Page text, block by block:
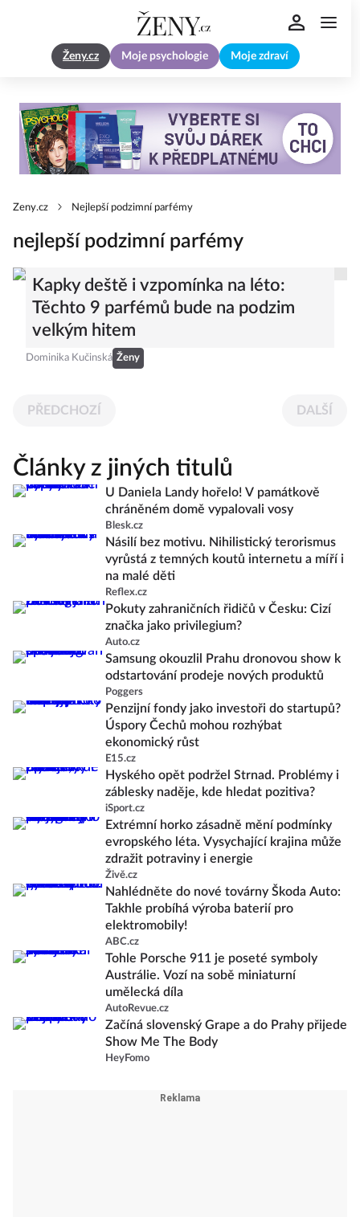
Ženy.cz Moje psychologie Moje zdraví
Zeny.cz Nejlepší podzimní parfémy
nejlepší podzimní parfémy
Kapky deště i vzpomínka na léto:
Těchto 9 parfémů bude na podzim
velkým hitem
Dominika Kučinská Ženy
PŘEDCHOZÍ DALŠÍ
Články z jiných titulů
U Daniela Landy hořelo! V památkově
chráněném domě vypalovali vosy
Blesk.cz
Násilí bez motivu. Nihilistický terorismus
vyrůstá z temných koutů internetu a míří i
na malé děti
Reflex.cz
Pokuty zahraničních řidičů v Česku: Cizí
značka jako privilegium?
Auto.cz
Samsung okouzlil Prahu dronovou show k
odstartování prodeje nových produktů
Poggers
Penzijní fondy jako investoři do startupů?
Úspory Čechů mohou rozhýbat
ekonomický růst
E15.cz
Hyského opět podržel Strnad. Problémy i
záblesky naděje, kde hledat pozitiva?
iSport.cz
Extrémní horko zásadně mění podmínky
evropského léta. Vysychající krajina může
zdražit potraviny i energie
Živě.cz
Nahlédněte do nové továrny Škoda Auto:
Takhle probíhá výroba baterií pro
elektromobily!
ABC.cz
Tohle Porsche 911 je poseté symboly
Austrálie. Vozí na sobě miniaturní
umělecká díla
AutoRevue.cz
Začíná slovenský Grape a do Prahy přijede
Show Me The Body
HeyFomo